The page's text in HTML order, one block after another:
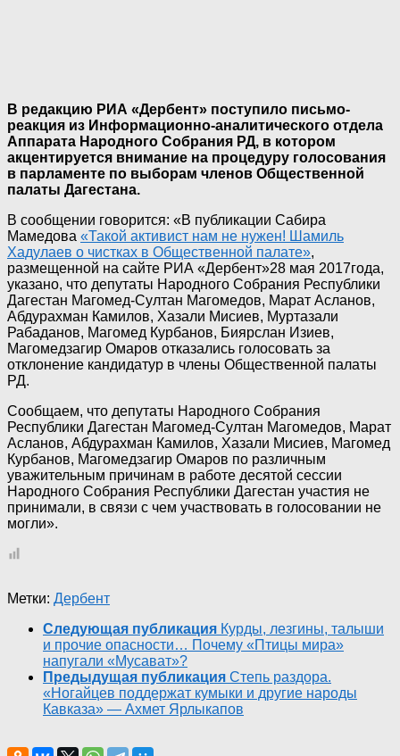
В редакцию РИА «Дербент» поступило письмо-
реакция из Информационно-аналитического отдела
Аппарата Народного Собрания РД, в котором
акцентируется внимание на процедуру голосования
в парламенте по выборам членов Общественной
палаты Дагестана.
В сообщении говорится: «В публикации Сабира
Мамедова «Такой активист нам не нужен! Шамиль
Хадулаев о чистках в Общественной палате»,
размещенной на сайте РИА «Дербент»28 мая 2017года,
указано, что депутаты Народного Собрания Республики
Дагестан Магомед-Султан Магомедов, Марат Асланов,
Абдурахман Камилов, Хазали Мисиев, Муртазали
Рабаданов, Магомед Курбанов, Биярслан Изиев,
Магомедзагир Омаров отказались голосовать за
отклонение кандидатур в члены Общественной палаты
РД.
Сообщаем, что депутаты Народного Собрания
Республики Дагестан Магомед-Султан Магомедов, Марат
Асланов, Абдурахман Камилов, Хазали Мисиев, Магомед
Курбанов, Магомедзагир Омаров по различным
уважительным причинам в работе десятой сессии
Народного Собрания Республики Дагестан участия не
принимали, в связи с чем участвовать в голосовании не
могли».
Метки: Дербент
Следующая публикация Курды, лезгины, талыши
и прочие опасности… Почему «Птицы мира»
напугали «Мусават»?
Предыдущая публикация Степь раздора.
«Ногайцев поддержат кумыки и другие народы
Кавказа» — Ахмет Ярлыкапов